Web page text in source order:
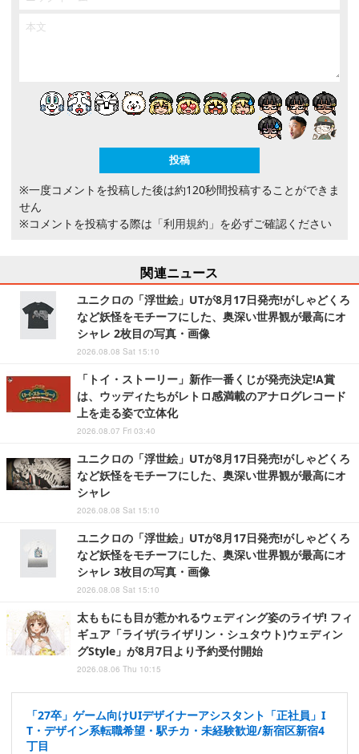
※一度コメントを投稿した後は約120秒間投稿することができま
せん
※コメントを投稿する際は 「利用規約」 を必ずご確認ください
関連ニュース
ユニクロの「浮世絵」UTが8月17日発売!がしゃどくろ
など妖怪をモチーフにした、奥深い世界観が最高にオ
シャレ 2枚目の写真・画像
2026.08.08 Sat 15:10
「トイ・ストーリー」新作一番くじが発売決定!A賞
は、ウッディたちがレトロ感満載のアナログレコード
上を走る姿で立体化
2026.08.07 Fri 03:40
ユニクロの「浮世絵」UTが8月17日発売!がしゃどくろ
など妖怪をモチーフにした、奥深い世界観が最高にオ
シャレ
2026.08.08 Sat 15:10
ユニクロの「浮世絵」UTが8月17日発売!がしゃどくろ
など妖怪をモチーフにした、奥深い世界観が最高にオ
シャレ 3枚目の写真・画像
2026.08.08 Sat 15:10
太ももにも目が惹かれるウェディング姿のライザ! フィ
ギュア「ライザ(ライザリン・シュタウト)ウェディン
グStyle」が8月7日より予約受付開始
2026.08.06 Thu 10:15
「27卒」ゲーム向けUIデザイナーアシスタント「正社員」I
T・デザイン系転職希望・駅チカ・未経験歓迎/新宿区新宿4
丁目